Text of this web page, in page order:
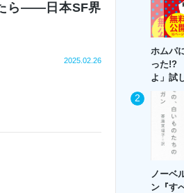
ら――日本SF界
2025.02.26
ホムパ
った!?
よ」試
ノーベ
ン『す